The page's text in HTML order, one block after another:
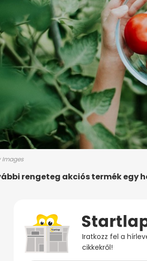
Images
rengeteg akciós termék egy
Iratkozz fel a
cikkekről!